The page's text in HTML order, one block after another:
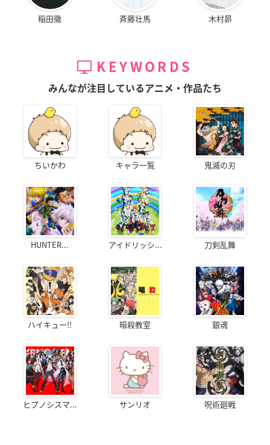
稲田徹 斉藤壮馬 木村昴
KEYWORDS
みんなが注目しているアニメ・作品たち
ちいかわ キャラ一覧 鬼滅の刃
HUNTER... アイドリッシ... 刀剣乱舞
ハイキュー!! 暗殺教室 銀魂
ヒプノシスマ... サンリオ 呪術廻戦